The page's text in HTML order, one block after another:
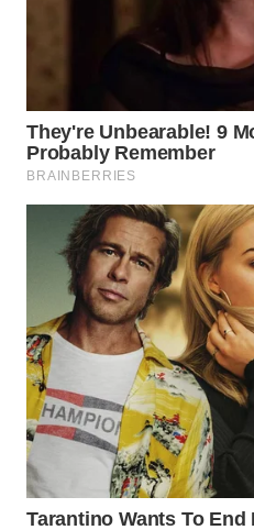
WN
TAPANULI
UTARA
WN
SAMOSIR
WN
PADANG
LAWAS
WN
SUMEDANG
CIANJUR